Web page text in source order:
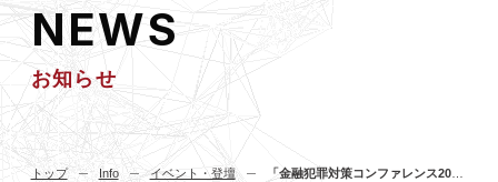
NEWS
お知らせ
トップ Info イベント・登壇 「金融犯罪対策コンファレンス2022」に登壇します